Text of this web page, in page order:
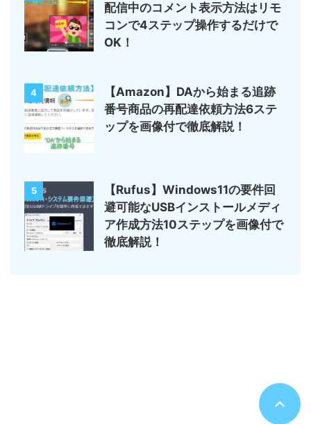
配信中のコメント表示方法はリモ
コンで4ステップ操作するだけで
OK！
4
【Amazon】DAから始まる追跡
番号商品の再配達依頼方法6ステ
ップを画像付で徹底解説！
5
【Rufus】Windows11の要件回
避可能なUSBインストールメディ
ア作成方法10ステップを画像付で
徹底解説！